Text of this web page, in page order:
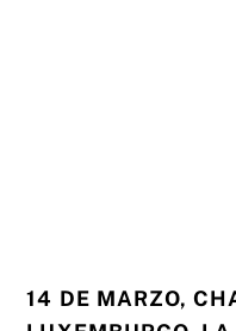
14 DE MARZO,